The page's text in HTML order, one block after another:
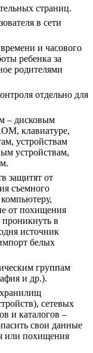
страниц.
в сети
и часового
ребенка за
родителями
отдельно для
– дисковым
клавиатуре,
устройствам
устройствам,
защитят от
съемного
от похищения
проникнуть в
источник
белых
группам
и др.).
сетевых
и каталогов –
свои данные
или похищения